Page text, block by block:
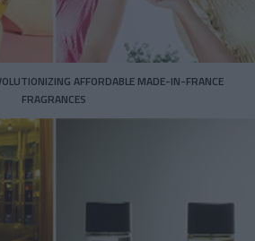
AFFORDABLE MADE-IN-FRANCE
FRAGRANCES